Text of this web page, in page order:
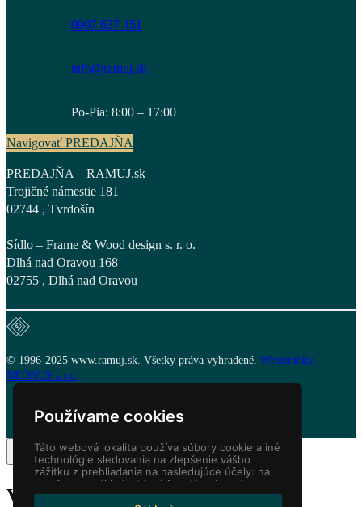
Používame cookies
Táto webová lokalita používa súbory cookie a iné
technológie sledovania na zlepšenie vášho
zážitku z prehliadania na nasledujúce účely: na
umožnenie základnej funkčnosti webovej
stránky,pre lepší zážitok na webe,na meranie
0907 637 451
info@ramuj.sk
Po-Pia: 8:00 – 17:00
Navigovať PREDAJŇA
PREDAJŇA – RAMUJ.sk
Trojičné námestie 181
02744 , Tvrdošín
Sídlo – Frame & Wood design s. r. o.
Dlhá nad Oravou 168
02755 , Dlhá nad Oravou
© 1996-2025 www.ramuj.sk. Všetky práva vyhradené. Webstránky
NEONUS s.r.o.
Váš košík(items: 0)